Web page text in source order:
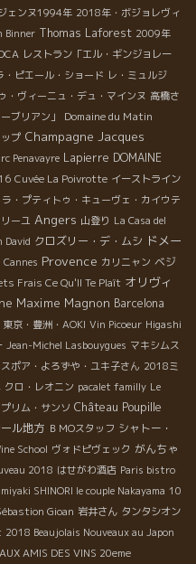
ェンヌ1994年 2018年・ボジョレヴィ
Binner Thomas Laforest 2009年
レストラン「エル・ギンジョレー
・ピエール・ショード レ・ミュルジ
・ヴィーニュ・デュ・マインヌ 高橋さ
ブリアン」
Domaine du Matin
プ Champagne Jacques
Penavayre Lapierre DOMAINE
Cuvée La Poivrotte イーストライン
ラ・プティトゥ・キューヴェ・カイウテ
ーユ Angers 山登り La Casa del
David クロズリー・デ・ムシ ドメー
Cannes Provence カリニャン ベジ
Frais Ce Qu'Il Te Plaît オリヴィ
Maxime Magnon Barcelona
東京・豊洲・AOKI Vin Picoeur Higashi
Jean-Michel Lasbouygues マキシムス
ポア・よろずや・ユキ子さん 2018ミ
クロ・レオニン pacalet familly Le
プリム・サンソ Château Poupille
ル地方 ＢＭОスタッフ シャトー・
School ヴォドピヴェック がんちゃ
2018 はせがわ酒店 Paris bistro
SHINORI le couple Nakayama 10
Gioan 岩井さん タンタシオン
2018 Beaujolais Nouveaux au Japon
AUX AMIS DES VINS 20eme